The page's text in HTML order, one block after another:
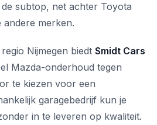
subtop, net achter Toyota
andere merken.
Nijmegen biedt Smidt Cars
Mazda-onderhoud tegen
te kiezen voor een
garagebedrijf kun je
in te leveren op kwaliteit.